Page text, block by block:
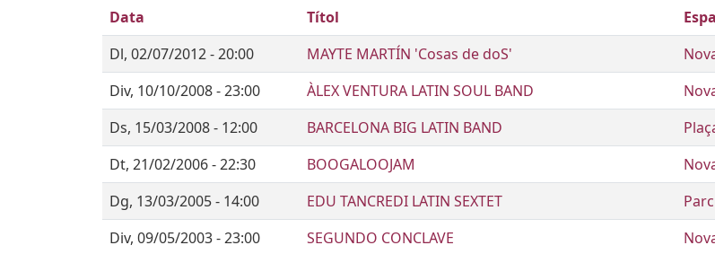
Data Títol
Dl, 02/07/2012 - 20:00
MAYTE MARTÍN 'Cosas de doS'
Div, 10/10/2008 - 23:00
ÀLEX VENTURA LATIN SOUL BAND
Ds, 15/03/2008 - 12:00
BARCELONA BIG LATIN BAND
Dt, 21/02/2006 - 22:30
BOOGALOOJAM
Dg, 13/03/2005 - 14:00
EDU TANCREDI LATIN SEXTET
Div, 09/05/2003 - 23:00
SEGUNDO CONCLAVE